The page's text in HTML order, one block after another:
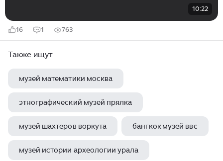
10:22
16 1 763
Также ищут
музей математики москва
этнографический музей прялка
музей шахтеров воркута бангкок музей ввс
музей истории археологии урала